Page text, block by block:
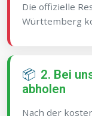
Die offizielle
Württemberg
📦 2. Bei
abholen
Nach der